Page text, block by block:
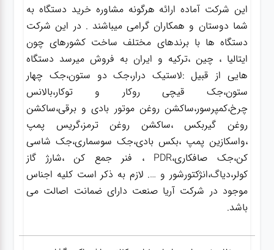
این شرکت آماده ارائه هرگونه مشاوره خرید دستگاه به
شما دوستان و همکاران گرامی میباشند . در این شرکت
دستگاه ها با برندهای مختلف ساخت کشورهای چون
ایتالیا ، چین ،ترکیه و ایران به فروش میرسد دستگاه
هایی از قبیل :لاستیک درار،جک دو ستون،جک چهار
ستون،جک قیچی روکار و توکار،بالانس
چرخ،کمپرسور،ساکشن روغن موتور بادی و برقی،ساکشن
روغن گیربکس ،ساکشن روغن ترمز،گریس پمپ
،واسکازین پمپ ،بکس بادی،جک سوسماری،جک شاسی
کن،جک صافکاری،PDR ، فنر جمع کن ،شارژ گاز
کولر،دیاگ،انژکتورشور و …. لازم به ذکر است کلیه اجناس
موجود در شرکت آریا صنعت دارای ضمانت اصالت می
باشد.